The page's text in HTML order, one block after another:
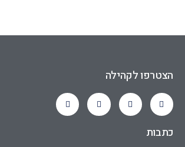
הצטרפו לקהילה
כתבות